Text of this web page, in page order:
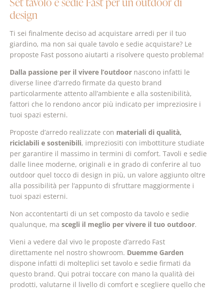
design
Ti sei finalmente deciso ad acquistare arredi per il tuo
giardino, ma non sai quale tavolo e sedie acquistare? Le
proposte Fast possono aiutarti a risolvere questo problema!
Dalla passione per il vivere l’outdoor nascono infatti le
diverse linee d’arredo firmate da questo brand
particolarmente attento all’ambiente e alla sostenibilità,
fattori che lo rendono ancor più indicato per impreziosire i
tuoi spazi esterni.
Proposte d’arredo realizzate con materiali di qualità,
riciclabili e sostenibili, impreziositi con imbottiture studiate
per garantire il massimo in termini di comfort. Tavoli e sedie
dalle linee moderne, originali e in grado di conferire al tuo
outdoor quel tocco di design in più, un valore aggiunto oltre
alla possibilità per l’appunto di sfruttare maggiormente i
tuoi spazi esterni.
Non accontentarti di un set composto da tavolo e sedie
qualunque, ma scegli il meglio per vivere il tuo outdoor.
Vieni a vedere dal vivo le proposte d’arredo Fast
direttamente nel nostro showroom. Duemme Garden
dispone infatti di molteplici set tavolo e sedie firmati da
questo brand. Qui potrai toccare con mano la qualità dei
prodotti, valutarne il livello di comfort e scegliere quello che